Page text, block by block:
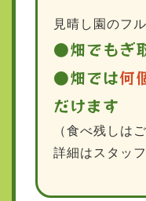
見晴し園のフ
●畑でもぎ
●畑では何
だけます
（食べ残しは
詳細はスタッ